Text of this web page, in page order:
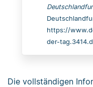
https://
der-
Die vollständigen